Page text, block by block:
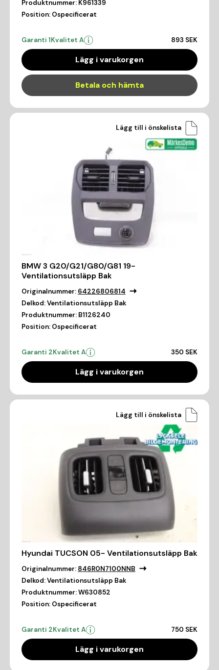
Produktnummer: K961339
Position: Ospecificerat
Garanti 1Kvalitet A 893 SEK
Lägg i varukorgen
Betala och hämta
Lägg till i önskelista
BMW 3 G20/G21/G80/G81 19-
Ventilationsutsläpp Bak
Originalnummer: 64226806814
Delkod:Ventilationsutsläpp Bak
Produktnummer: B1126240
Position: Ospecificerat
Garanti 2Kvalitet A 350 SEK
Lägg i varukorgen
Lägg till i önskelista
Hyundai TUCSON 05- Ventilationsutsläpp Bak
Originalnummer: 846R0N7100NNB
Delkod:Ventilationsutsläpp Bak
Produktnummer:W630852
Position: Ospecificerat
Garanti 2Kvalitet A 750 SEK
Lägg i varukorgen